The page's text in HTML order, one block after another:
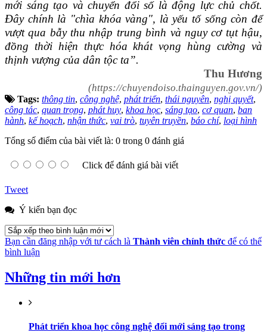
mới sáng tạo và chuyển đổi số là động lực chủ chốt.
Đây chính là "chìa khóa vàng", là yếu tố sống còn để
vượt qua bẫy thu nhập trung bình và nguy cơ tụt hậu,
đồng thời hiện thực hóa khát vọng hùng cường và
thịnh vượng của dân tộc ta”.
Thu Hương
(https://chuyendoiso.thainguyen.gov.vn/)
Tags: thông tin, công nghệ, phát triển, thái nguyên, nghị quyết,
công tác, quan trọng, phát huy, khoa học, sáng tạo, cơ quan, ban
hành, kế hoạch, nhận thức, vai trò, tuyên truyền, báo chí, loại hình
Tổng số điểm của bài viết là: 0 trong 0 đánh giá
Click để đánh giá bài viết
Tweet
Ý kiến bạn đọc
Bạn cần đăng nhập với tư cách là Thành viên chính thức để có thể
bình luận
Những tin mới hơn
Phát triển khoa học công nghệ đổi mới sáng tạo trong